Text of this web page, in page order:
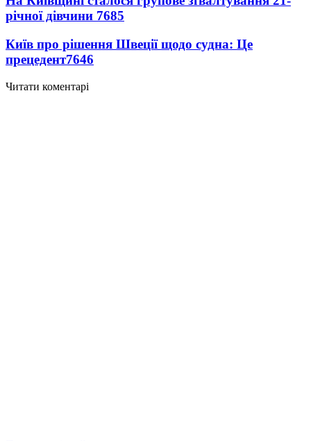
річної дівчини 7685
Київ про рішення Швеції щодо судна: Це
прецедент7646
Читати коментарі